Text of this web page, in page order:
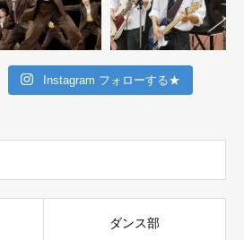
Instagram フォローする★
ダンス部